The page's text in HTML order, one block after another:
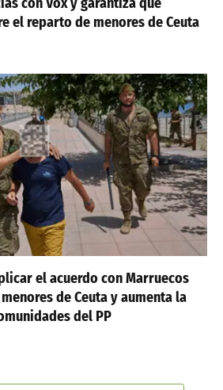
el reparto de menores de Ceuta
el acuerdo con Marruecos
de Ceuta y aumenta la
del PP